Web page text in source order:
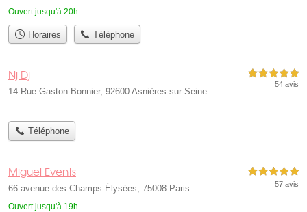
Ouvert jusqu'à 20h
Horaires Téléphone
Nj Dj
14 Rue Gaston Bonnier, 92600 Asnières-sur-Seine
5,0 étoiles sur 5
54 avis
Téléphone
Miguel Events
66 avenue des Champs-Élysées, 75008 Paris
Ouvert jusqu'à 19h
5,0 étoiles sur 5
57 avis